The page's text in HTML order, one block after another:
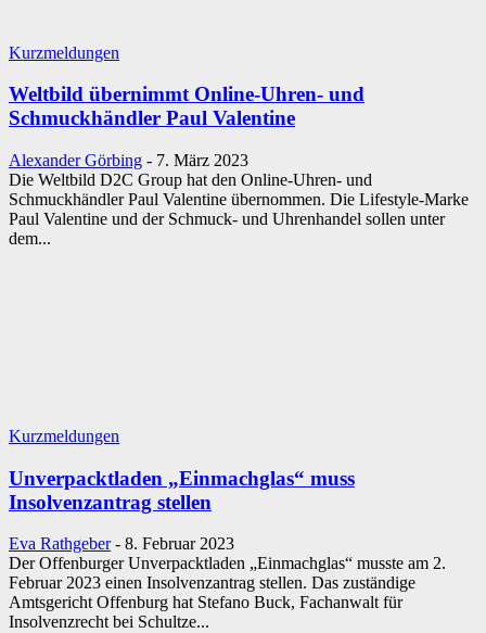
Kurzmeldungen
Weltbild übernimmt Online-Uhren- und
Schmuckhändler Paul Valentine
Alexander Görbing - 7. März 2023
Die Weltbild D2C Group hat den Online-Uhren- und
Schmuckhändler Paul Valentine übernommen. Die Lifestyle-Marke
Paul Valentine und der Schmuck- und Uhrenhandel sollen unter
dem...
Kurzmeldungen
Unverpacktladen „Einmachglas“ muss
Insolvenzantrag stellen
Eva Rathgeber - 8. Februar 2023
Der Offenburger Unverpacktladen „Einmachglas“ musste am 2.
Februar 2023 einen Insolvenzantrag stellen. Das zuständige
Amtsgericht Offenburg hat Stefano Buck, Fachanwalt für
Insolvenzrecht bei Schultze...